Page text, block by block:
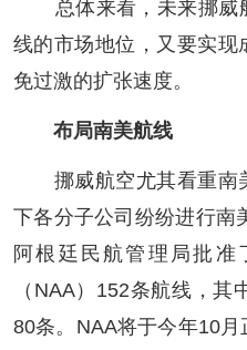
总体来看，未来挪威
线的市场地位，又要实现
免过激的扩张速度。
布局南美航线
挪威航空尤其看重南
下各分子公司纷纷进行南
阿根廷民航管理局批准
（NAA）152条航线，
80条。NAA将于今年10